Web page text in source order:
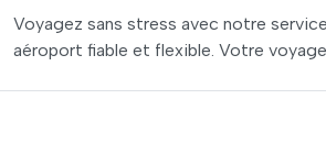
Voyagez sans stress avec notre
aéroport fiable et flexible. Votre